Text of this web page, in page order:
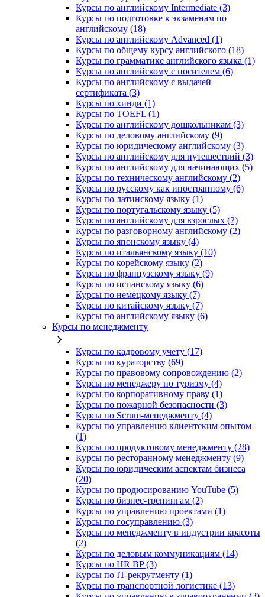
Курсы по английскому Intermediate (3)
Курсы по подготовке к экзаменам по
английскому (18)
Курсы по английскому Advanced (1)
Курсы по общему курсу английского (18)
Курсы по грамматике английского языка (1)
Курсы по английскому с носителем (6)
Курсы по английскому с выдачей
сертификата (3)
Курсы по хинди (1)
Курсы по TOEFL (1)
Курсы по английскому дошкольникам (3)
Курсы по деловому английскому (9)
Курсы по юридическому английскому (3)
Курсы по английскому для путешествий (3)
Курсы по английскому для начинающих (5)
Курсы по техническому английскому (2)
Курсы по русскому как иностранному (6)
Курсы по латинскому языку (1)
Курсы по португальскому языку (5)
Курсы по английскому для взрослых (2)
Курсы по разговорному английскому (2)
Курсы по японскому языку (4)
Курсы по итальянскому языку (10)
Курсы по корейскому языку (2)
Курсы по французскому языку (9)
Курсы по испанскому языку (6)
Курсы по немецкому языку (7)
Курсы по китайскому языку (7)
Курсы по английскому языку (6)
Курсы по менеджменту
Курсы по кадровому учету (17)
Курсы по кураторству (69)
Курсы по правовому сопровождению (2)
Курсы по менеджеру по туризму (4)
Курсы по корпоративному праву (1)
Курсы по пожарной безопасности (3)
Курсы по Scrum-менеджменту (4)
Курсы по управлению клиентским опытом
(1)
Курсы по продуктовому менеджменту (28)
Курсы по ресторанному менеджменту (9)
Курсы по юридическим аспектам бизнеса
(20)
Курсы по продюсированию YouTube (5)
Курсы по бизнес-тренингам (2)
Курсы по управлению проектами (1)
Курсы по госуправлению (3)
Курсы по менеджменту в индустрии красоты
(2)
Курсы по деловым коммуникациям (14)
Курсы по HR BP (3)
Курсы по IT-рекрутменту (1)
Курсы по транспортной логистике (13)